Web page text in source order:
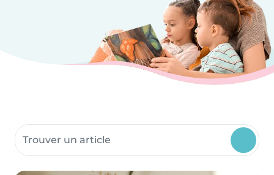
Rechercher dans les ressources communautaires